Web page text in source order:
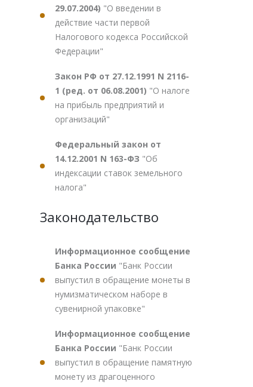
29.07.2004) "О введении в
действие части первой
Налогового кодекса Российской
Федерации"
Закон РФ от 27.12.1991 N 2116-
1 (ред. от 06.08.2001) "О налоге
на прибыль предприятий и
организаций"
Федеральный закон от
14.12.2001 N 163-ФЗ "Об
индексации ставок земельного
налога"
Законодательство
Информационное сообщение
Банка России "Банк России
выпустил в обращение монеты в
нумизматическом наборе в
сувенирной упаковке"
Информационное сообщение
Банка России "Банк России
выпустил в обращение памятную
монету из драгоценного